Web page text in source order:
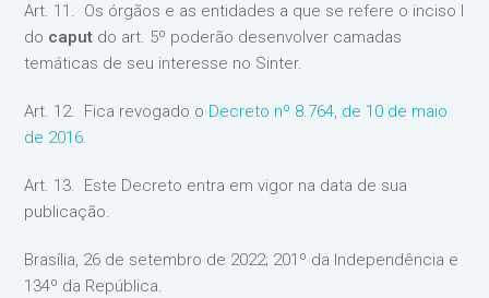
Art. 11. Os órgãos e as entidades a que se refere o inciso I
do caput do art. 5º poderão desenvolver camadas
temáticas de seu interesse no Sinter.
Art. 12. Fica revogado o Decreto nº 8.764, de 10 de maio
de 2016.
Art. 13. Este Decreto entra em vigor na data de sua
publicação.
Brasília, 26 de setembro de 2022; 201º da Independência e
134º da República.